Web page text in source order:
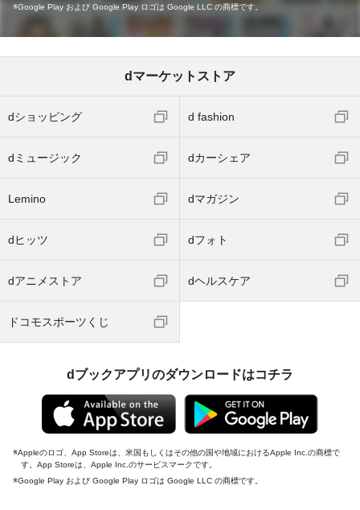
Google Play および Google Play ロゴは Google LLC の商標です。
dマーケットストア
dショッピング d fashion
dミュージック dカーシェア
Lemino dマガジン
dヒッツ dフォト
dアニメストア dヘルスケア
ドコモスポーツくじ
dブックアプリのダウンロードはコチラ
Appleのロゴ、App Storeは、米国もしくはその他の国や地域におけるApple Inc.の商標で
す。App Storeは、Apple Inc.のサービスマークです。
Google Play および Google Play ロゴは Google LLC の商標です。